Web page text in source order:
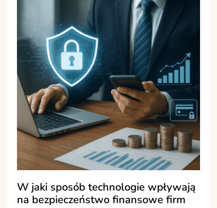
W jaki sposób technologie wpływają
na bezpieczeństwo finansowe firm